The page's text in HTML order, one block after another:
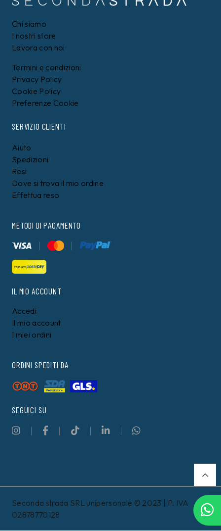
Chi siamo
I nostri store
Lavora con noi
Termini e condizioni
Privacy Policy
Cookie Policy
Preferenze Cookie
SERVIZIO CLIENTI
Aiuto
Spedizioni
Resi
Dove si trova il mio ordine
Effettua reso
METODI DI PAGAMENTO
IL MIO ACCOUNT
Accedi
Il mio account
I miei ordini
ORDINI SPEDITI DA
SEGUICI SU
Seconda strada SRL unipersonale © 2023 | P. IVA
02878770128